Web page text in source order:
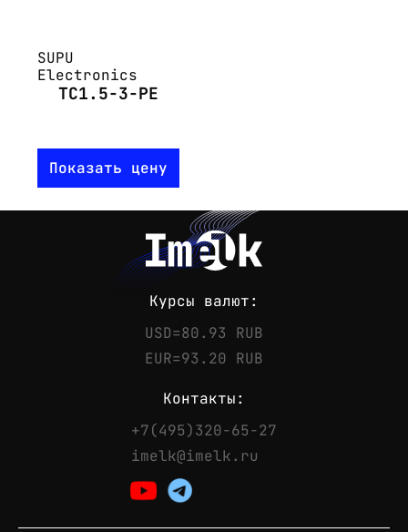
Контакты
Email: imelk@imelk.ru
SUPU
Electronics
TC1.5-3-PE
Показать цену
Курсы валют:
USD=80.93 RUB
EUR=93.20 RUB
Контакты:
+7(495)320-65-27
imelk@imelk.ru